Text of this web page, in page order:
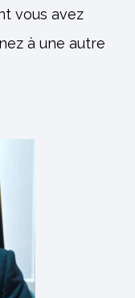
vous avez
à une autre